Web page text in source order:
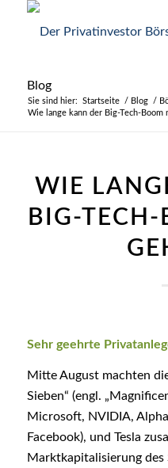
Blog
Sie sind hier: Startseite / Blog /
Wie lange kann der Big-Tech-Boom
WIE
BIG-
Sehr geehrte
Mitte August machten
Sieben“ (engl.
Microsoft, NVIDIA,
Facebook), und Tesla
Marktkapitalisierung des